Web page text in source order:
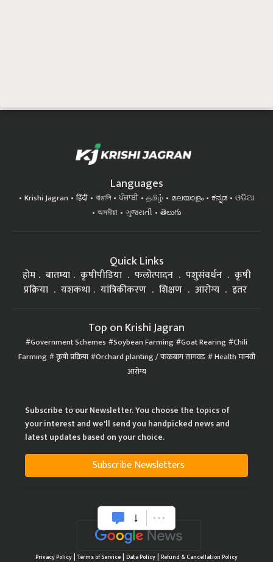
Languages
Krishi Jagran हिंदी বাঙালি ਪੰਜਾਬੀ தமிழ் മലയാളം ಕನ್ನಡ
ଓଡିଆ
অসমীয়া
ગુજરાતી తెలుగు
Quick Links
होम बातम्या कृषीपीडिया फलोत्पादन पशुसंवर्धन
कृषी
प्रक्रिया
यशकथा यांत्रिकीकरण शिक्षण आरोग्य इतर
Top on Krishi Jagran
Government Schemes Soybean Farming Goat Rearing Chili
Farming कृषी प्रक्रिया Orchard planting / फळबाग लागवड Health मानवी
आरोग्य
Subscribe to our Newsletter. You choose the topics of
your interest and we'll send you handpicked news and
latest updates based on your choice.
Subscribe Newsletters
Privacy Policy| Terms of Service| Data Policy| Refund & Cancellation Policy